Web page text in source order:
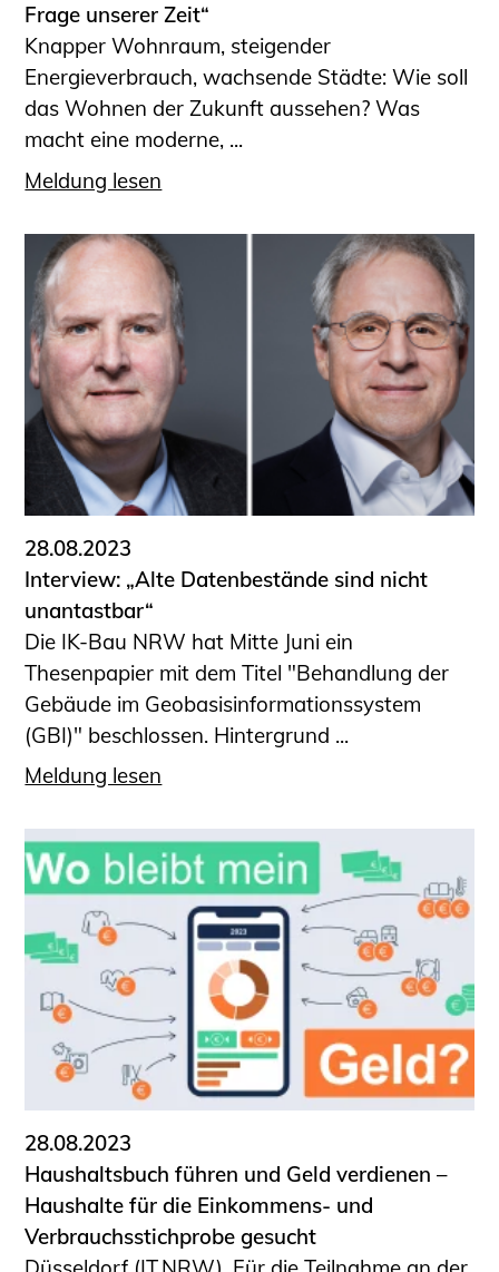
Frage unserer Zeit“
Knapper Wohnraum, steigender
Energieverbrauch, wachsende Städte: Wie soll
das Wohnen der Zukunft aussehen? Was
macht eine moderne, ...
Meldung lesen
28.08.2023
Interview: „Alte Datenbestände sind nicht
unantastbar“
Die IK-Bau NRW hat Mitte Juni ein
Thesenpapier mit dem Titel "Behandlung der
Gebäude im Geobasisinformationssystem
(GBI)" beschlossen. Hintergrund ...
Meldung lesen
28.08.2023
Haushaltsbuch führen und Geld verdienen –
Haushalte für die Einkommens- und
Verbrauchsstichprobe gesucht